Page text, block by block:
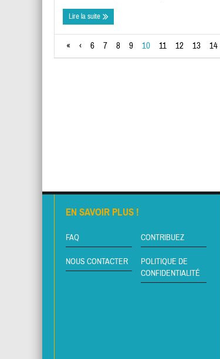
Lire la suite
« ‹ 6 7 8 9 10 11 12 13 14
EN SAVOIR PLUS !
FAQ CONTRIBUEZ
NOUS CONTACTER
POLITIQUE DE
CONFIDENTIALITÉ